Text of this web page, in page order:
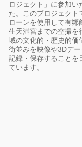
ロジェクト」に参加い
た。このプロジェクト
ローンを使用して有鄰
生天満宮までの空撮を
域の文化的・歴史的価
街並みを映像や3Dデー
記録・保存することを
ています。